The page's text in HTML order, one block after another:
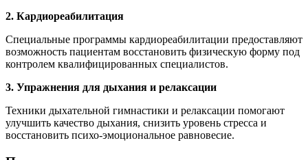
2. Кардиореабилитация
Специальные программы кардиореабилитации предоставляют
возможность пациентам восстановить физическую форму под
контролем квалифицированных специалистов.
3. Упражнения для дыхания и релаксации
Техники дыхательной гимнастики и релаксации помогают
улучшить качество дыхания, снизить уровень стресса и
восстановить психо-эмоциональное равновесие.